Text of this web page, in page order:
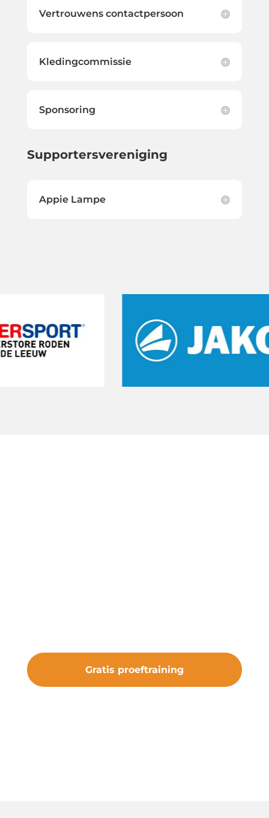
Vertrouwens contactpersoon
Kledingcommissie
Sponsoring
Supportersvereniging
Appie Lampe
Gratis proeftraining